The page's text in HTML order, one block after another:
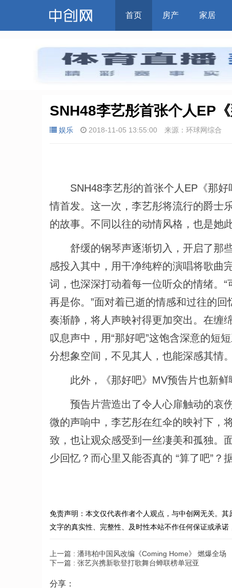
首页 房产 家居
SNH48李艺彤首张个人EP
娱乐 2018-11-05 13:55:00 来源：环球网综合
SNH48李艺彤的首张个人EP《那好
情首发。这一次，李艺彤将流行的爵士
的故事。不同以往的动情风格，也是她
舒缓的钢琴声逐渐切入，开启了那些
感投入其中，用干净纯粹的演唱将歌曲
词，也深深打动着每一位听众的情绪。
再是你。”面对着已逝的情感和过往的
奏渐静，将人声映衬得更加突出。在缠
叹息声中，用“那好吧”这饱含深意的短
分想象空间，不见其人，也能深感其情。
此外，《那好吧》MV预告片也新鲜
预告片营造出了令人心扉触动的哀伤
微的声响中，李艺彤在红伞的映衬下，
致，也让观众感受到一丝凄美和孤独。
少回忆？而心里又能否真的 “算了吧”？
免责声明：本文仅代表作者个人观点，与中创网无关。
文字的真实性、完整性、及时性本站不作任何保证或承诺
上一篇 : 潘玮柏中国风改编《Coming Home》 燃爆全场
下一篇 : 张艺兴携新歌登打歌舞台蝉联榜单冠亚
分享：